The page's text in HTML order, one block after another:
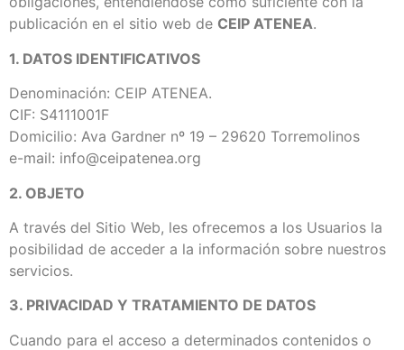
publicación en el sitio web de CEIP ATENEA.
1. DATOS IDENTIFICATIVOS
Denominación: CEIP ATENEA.
CIF: S4111001F
Domicilio: Ava Gardner nº 19 – 29620 Torremolinos
e-mail: info@ceipatenea.org
2. OBJETO
A través del Sitio Web, les ofrecemos a los Usuarios la
posibilidad de acceder a la información sobre nuestros
servicios.
3. PRIVACIDAD Y TRATAMIENTO DE DATOS
Cuando para el acceso a determinados contenidos o